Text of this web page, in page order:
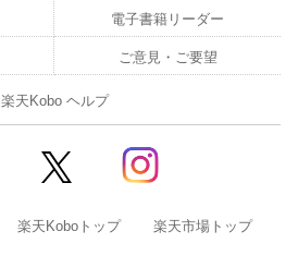
電子書籍リーダー
ご意見・ご要望
楽天Kobo ヘルプ
楽天Koboトップ 楽天市場トップ